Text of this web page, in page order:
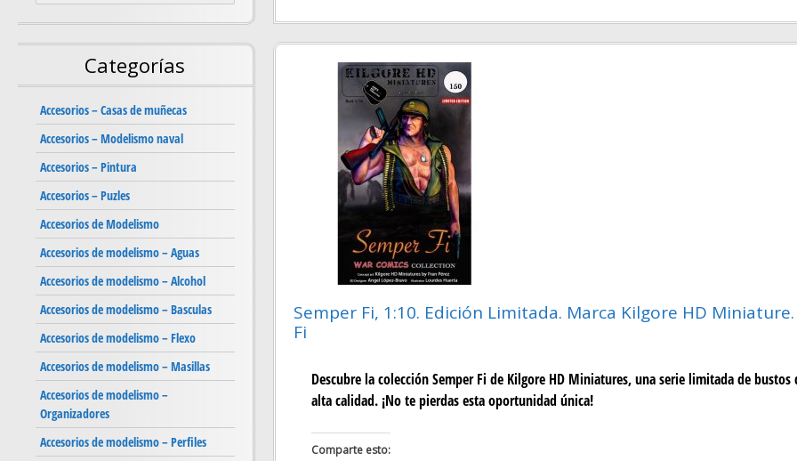
Semper Fi, 1:10. Edición Limitada. Marca Kilgore HD
Fi
Descubre la colección Semper Fi de Kilgore HD Miniatures, una serie limitada de bustos
alta calidad. ¡No te pierdas esta oportunidad única!
Comparte esto:
Categorías
Accesorios – Casas de muñecas
Accesorios – Modelismo naval
Accesorios – Pintura
Accesorios – Puzles
Accesorios de Modelismo
Accesorios de modelismo – Aguas
Accesorios de modelismo – Alcohol
Accesorios de modelismo – Basculas
Accesorios de modelismo – Flexo
Accesorios de modelismo – Masillas
Accesorios de modelismo –
Organizadores
Accesorios de modelismo – Perfiles